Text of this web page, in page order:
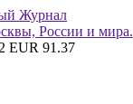
России и мира.
EUR 91.37